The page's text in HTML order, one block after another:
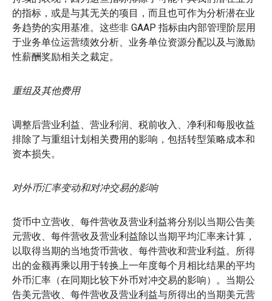
的指标，或是与其无关的项目，而且也可作为分析潜在业
务趋势的实用基准。这些非 GAAP 指标由内部管理阶层用
于业务单位运营绩效分析、业务单位资源分配以及与激励
性薪酬奖励相关之裁定。
重组及其他费用
调整后营业利益、营业利润、税前收入、净利和每股收益
排除了与重组计划相关费用的影响，包括转型策略成本和
资本损失。
对外币汇率变动和对冲交易的影响
货币中立营收、每件营收及营业利益将分别以当期公告美
元营收、每件营收及营业利益除以当期平均汇率来计算，
以取得当期的当地货币营收、每件营收和营业利益。所得
出的金额再乘以用于转换上一年度每个月相比结果的平均
外币汇率（在同期比较下外币对冲交易的影响）。当期公
告美元营收、每件营收及营业利益与所得出的当期美元营